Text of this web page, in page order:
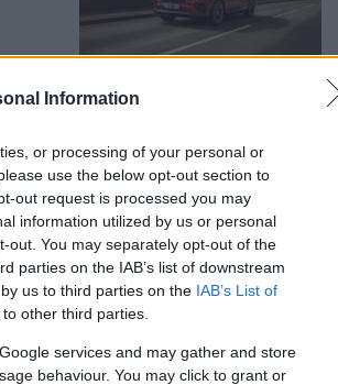
Information
or processing of your personal or
use the below opt-out section to
out request is processed you may
information utilized by us or personal
out. You may separately opt-out of the
parties on the IAB’s list of downstream
us to third parties on the IAB’s List of
other third parties.
services and may gather and store
behaviour. You may click to grant or